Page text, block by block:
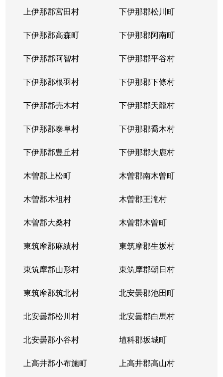
上伊那郡宮田村 下伊那郡松川町
下伊那郡高森町 下伊那郡阿南町
下伊那郡阿智村 下伊那郡平谷村
下伊那郡根羽村 下伊那郡下條村
下伊那郡売木村 下伊那郡天龍村
下伊那郡泰阜村 下伊那郡喬木村
下伊那郡豊丘村 下伊那郡大鹿村
木曽郡上松町 木曽郡南木曽町
木曽郡木祖村 木曽郡王滝村
木曽郡大桑村 木曽郡木曽町
東筑摩郡麻績村 東筑摩郡生坂村
東筑摩郡山形村 東筑摩郡朝日村
東筑摩郡筑北村 北安曇郡池田町
北安曇郡松川村 北安曇郡白馬村
北安曇郡小谷村 埴科郡坂城町
上高井郡小布施町 上高井郡高山村